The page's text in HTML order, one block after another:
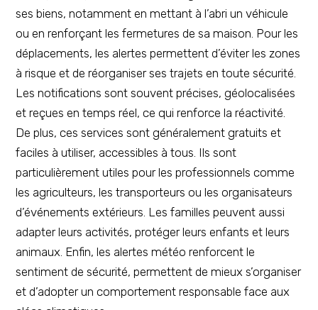
ses biens, notamment en mettant à l’abri un véhicule
ou en renforçant les fermetures de sa maison. Pour les
déplacements, les alertes permettent d’éviter les zones
à risque et de réorganiser ses trajets en toute sécurité.
Les notifications sont souvent précises, géolocalisées
et reçues en temps réel, ce qui renforce la réactivité.
De plus, ces services sont généralement gratuits et
faciles à utiliser, accessibles à tous. Ils sont
particulièrement utiles pour les professionnels comme
les agriculteurs, les transporteurs ou les organisateurs
d’événements extérieurs. Les familles peuvent aussi
adapter leurs activités, protéger leurs enfants et leurs
animaux. Enfin, les alertes météo renforcent le
sentiment de sécurité, permettent de mieux s’organiser
et d’adopter un comportement responsable face aux